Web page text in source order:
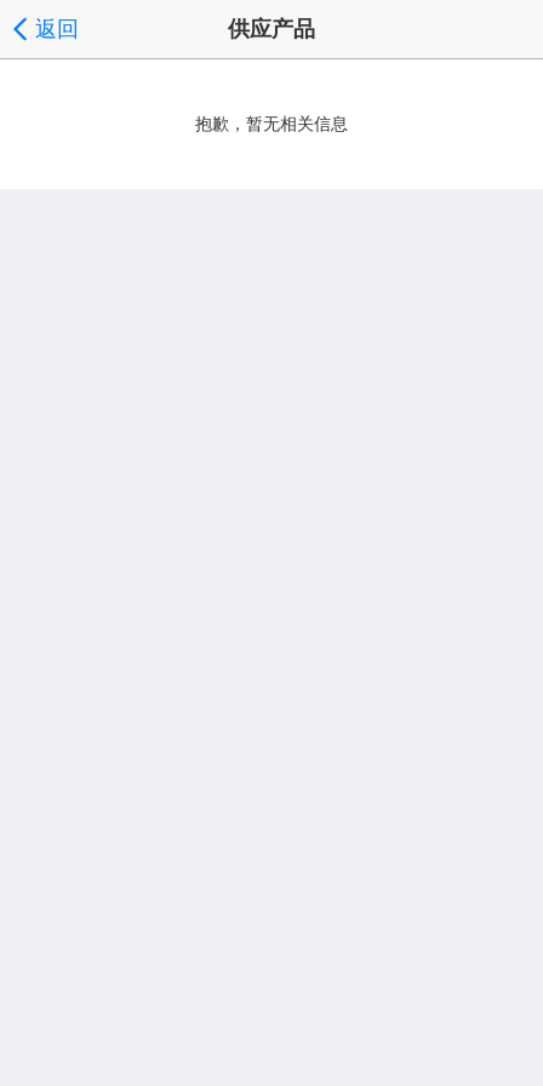
返回 供应产品
抱歉，暂无相关信息